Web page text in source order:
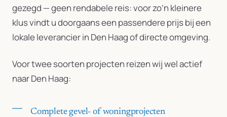
gezegd — geen rendabele reis: voor zo’n kleinere
klus vindt u doorgaans een passendere prijs bij een
lokale leverancier in Den Haag of directe omgeving.
Voor twee soorten projecten reizen wij wel actief
naar Den Haag:
Complete gevel- of woningprojecten